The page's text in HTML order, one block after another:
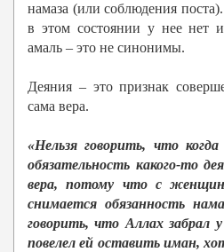
намаза (или соблюдения
в этом состоянии у нее нет
амаль – это не синонимы.
Деяния – это признак
сама вера.
«Нельзя говорить, что
обязательность какого-то
вера, потому что с
снимается обязанность
говорить, что Аллах
повелел ей оставить иман,